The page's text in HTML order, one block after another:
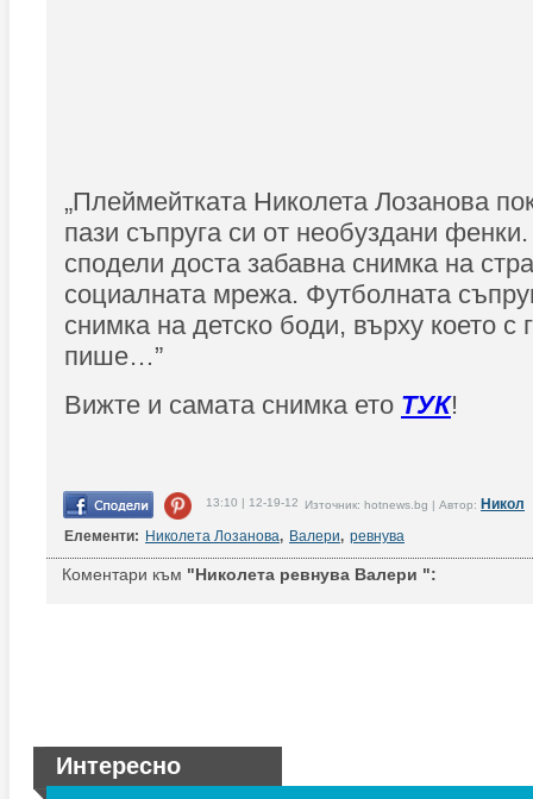
„Плеймейтката Николета Лозанова
пази съпруга си от необуздани
сподели доста забавна снимка на
социалната мрежа. Футболната
снимка на детско боди, върху което с
пише…”
Вижте и самата снимка ето ТУК!
13:10 | 12-19-12 Източник: hotnews.bg | Автор: Никол
Елементи: Николета Лозанова, Валери, ревнува
Коментари към "Николета ревнува Валери ":
Интересно